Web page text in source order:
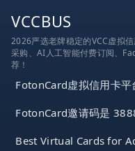
VCCBUS
2026严选老牌稳定的VCC虚拟
采购、AI人工智能付费订阅、
荐！
FotonCard虚拟信用卡平
FotonCard邀请码是
Best Virtual Cards for